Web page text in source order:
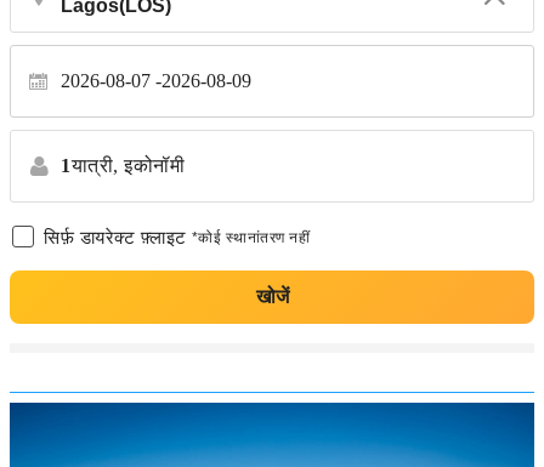
2026-08-07 2026-08-09
1यात्री, इकोनॉमी
सिर्फ़ डायरेक्ट फ़्लाइट *कोई स्थानांतरण नहीं
खोजें